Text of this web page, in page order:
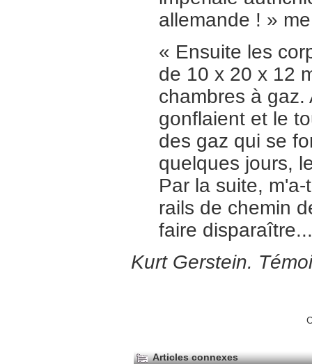
allemande ! »
« Ensuite les
de 10 x 20 x 12
chambres à
gonflaient et le
des gaz qui se
quelques jours,
Par la suite,
rails de chemin
faire
Kurt Gerstein.
Articles connexes